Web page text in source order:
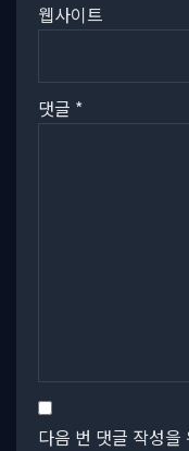
웹사이트
댓글 *
다음 번 댓글 작성